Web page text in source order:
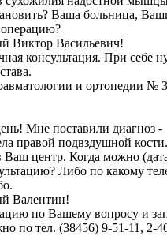
Ваша больница,
Виктор Васильевич!
консультация. При себе
и ортопедии №
Мне поставили диагноз -
правой подвздушной
Ваш центр. Когда можно
Либо по какому
Валентин!
по Вашему вопросу и
по тел. (38456) 9-51-11, 2-